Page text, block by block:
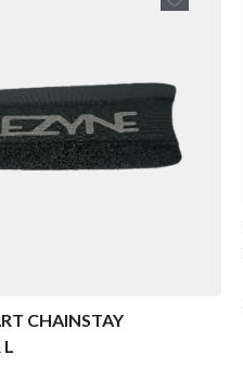
CHAINSTAY
L